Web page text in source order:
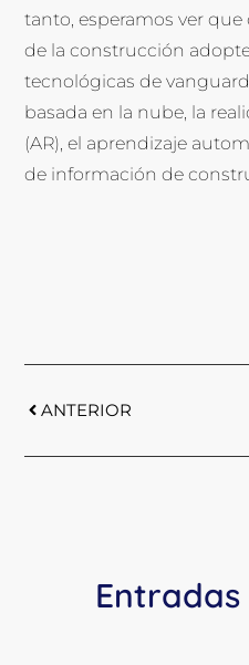
tanto, esperamos ver
de la construcción
tecnológicas de
basada en la nube, la
(AR), el aprendizaje
de información de
ANTERIOR
Entradas